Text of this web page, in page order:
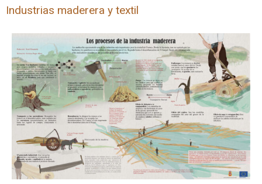
Industrias maderera y textil